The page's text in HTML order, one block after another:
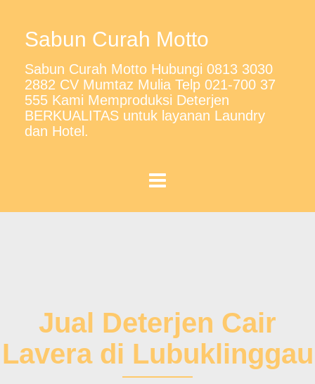
Sabun Curah Motto
Sabun Curah Motto Hubungi 0813 3030
2882 CV Mumtaz Mulia Telp 021-700 37
555 Kami Memproduksi Deterjen
BERKUALITAS untuk layanan Laundry
dan Hotel.
Jual Deterjen Cair
Lavera di Lubuklinggau